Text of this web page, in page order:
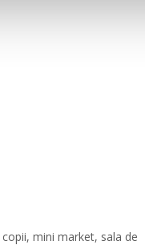
mini market, sala de